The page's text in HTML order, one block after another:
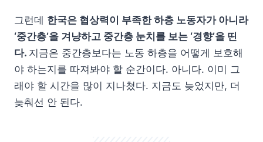
그런데 한국은 협상력이 부족한 하층 노동자가 아니라
‘중간층’을 겨냥하고 중간층 눈치를 보는 ‘경향’을 띤
다. 지금은 중간층보다는 노동 하층을 어떻게 보호해
야 하는지를 따져봐야 할 순간이다. 아니다. 이미 그
래야 할 시간을 많이 지나쳤다. 지금도 늦었지만, 더
늦춰선 안 된다.